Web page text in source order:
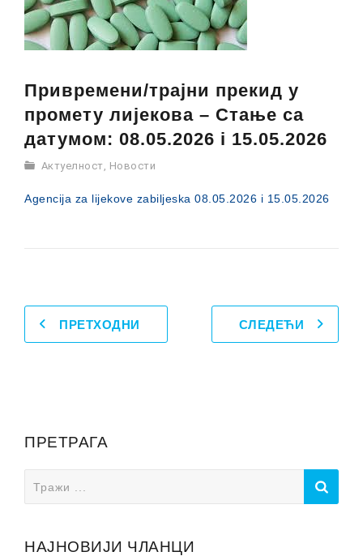
Привремени/трајни прекид у
промету лијекова – Стање са
датумом: 08.05.2026 i 15.05.2026
Актуелност, Новости
Agencija za lijekove zabiljeska 08.05.2026 i 15.05.2026
ПРЕТХОДНИ СЛЕДЕЋИ
ПРЕТРАГА
for:
НАЈНОВИЈИ ЧЛАНЦИ